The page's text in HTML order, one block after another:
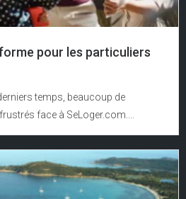
pour les particuliers
temps, beaucoup de
face à SeLoger.com....